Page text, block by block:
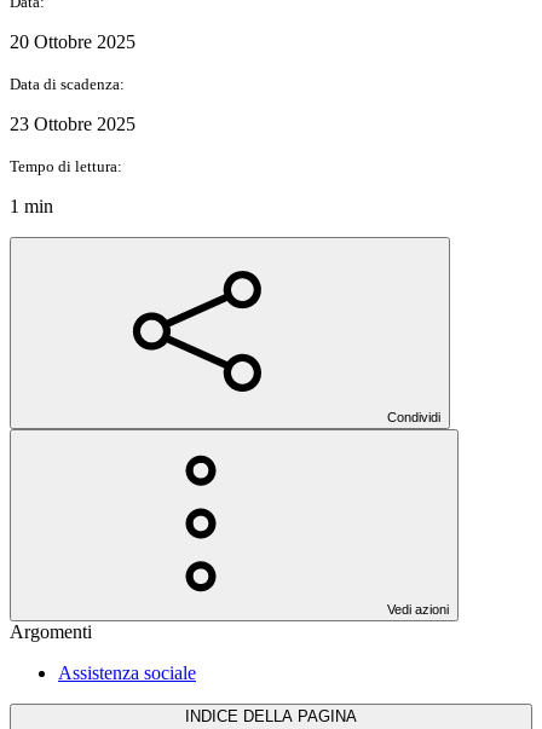
20 Ottobre 2025
Data di scadenza:
23 Ottobre 2025
Tempo di lettura:
1 min
Condividi
Vedi azioni
Argomenti
Assistenza sociale
INDICE DELLA PAGINA